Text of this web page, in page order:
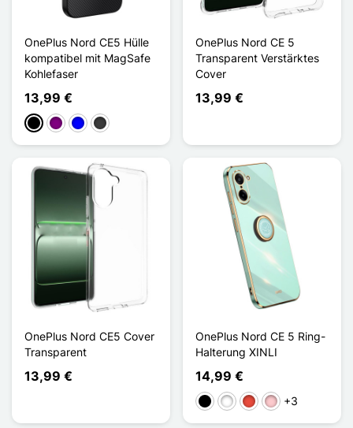
OnePlus Nord CE5 Hülle
kompatibel mit MagSafe
Kohlefaser
13,99 €
Schwarz
ViolettBlauDunkelgrau
OnePlus Nord CE 5
Transparent Verstärktes
Cover
13,99 €
OnePlus Nord CE5 Cover
Transparent
13,99 €
OnePlus Nord CE 5 Ring-
Halterung XINLI
14,99 €
Schwarz
WeißRot Pink+3